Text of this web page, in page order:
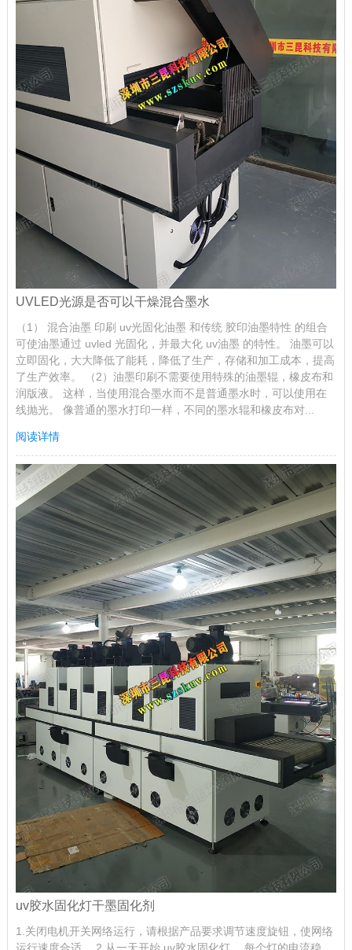
UVLED光源是否可以干燥混合墨水
（1） 混合油墨 印刷 uv光固化油墨 和传统 胶印油墨特性 的组合
可使油墨通过 uvled 光固化，并最大化 uv油墨 的特性。 油墨可以
立即固化，大大降低了能耗，降低了生产，存储和加工成本，提高
了生产效率。 （2）油墨印刷不需要使用特殊的油墨辊，橡皮布和
润版液。 这样，当使用混合墨水而不是普通墨水时，可以使用在
线抛光。 像普通的墨水打印一样，不同的墨水辊和橡皮布对...
阅读详情
uv胶水固化灯干墨固化剂
1.关闭电机开关网络运行，请根据产品要求调节速度旋钮，使网络